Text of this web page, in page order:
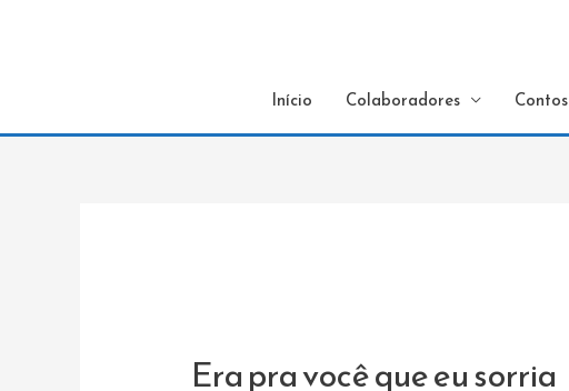
Início Colaboradores Contos
Era pra você que eu sorria